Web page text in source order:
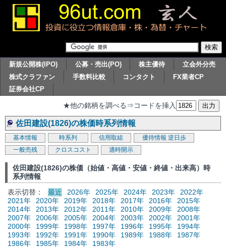
新規公開株(IPO) 公募・売出(PO) 株主優待
立会外分売
株式クラファン
手数料比較 コンタクト
FX業者CP
証券会社CP
★他の銘柄を調べる⇒コードを挿入
佐田建設(1826)の株価時系列情報
基本情報 時系列 信用取組 優待情報 逆日歩
一般売残
クロスコスト 適時開示
佐田建設(1826)の株価（始値・高値・安値・終値・出来高）時
系列情報
表示切替：
最近 2026年 2025年 2024年 2023年
2022年
2021年
2020年 2019年 2018年 2017年 2016年
2015年
2014年
2013年 2012年 2011年 2010年 2009年
2008年
2007年
2006年 2005年 2004年 2003年 2002年
2001年
2000年
1999年 1998年 1997年 1996年 1995年
1994年
1993年
1992年 1991年 1990年 1989年 1988年
1987年
1986年
1985年 1984年 1983年